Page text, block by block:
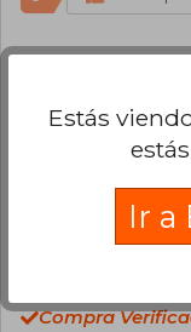
Excelente libro
busca libre .con.
Francisco Leon
Compra
Estás
Ir a